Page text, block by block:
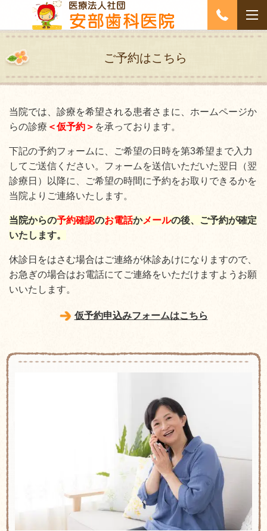
ご予約はこちら
当院では、診療を希望される患者さまに、 ホームページか
らの診療 ＜仮予約＞ を承っております。
下記の予約フォームに、ご希望の日時を第3希望まで入力
してご送信ください。フォームを送信いただいた翌日（翌
診療日）以降に、ご希望の時間に予約をお取りできるかを
当院よりご連絡いたします。
当院からの予約確認のお電話かメールの後、ご予約が確定
いたします。
休診日をはさむ場合はご連絡が休診あけになりますので、
お急ぎの場合はお電話にてご連絡をいただけますようお願
いいたします。
仮予約申込みフォームはこちら